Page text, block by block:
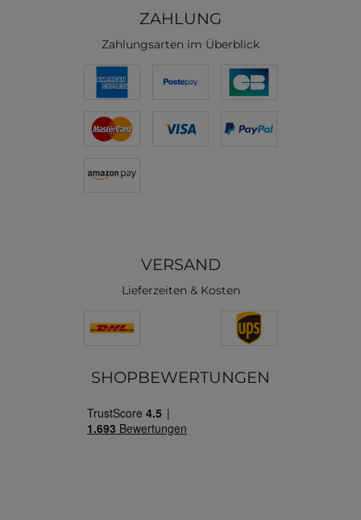
ZAHLUNG
Zahlungsarten im Überblick
VERSAND
Lieferzeiten & Kosten
SHOPBEWERTUNGEN